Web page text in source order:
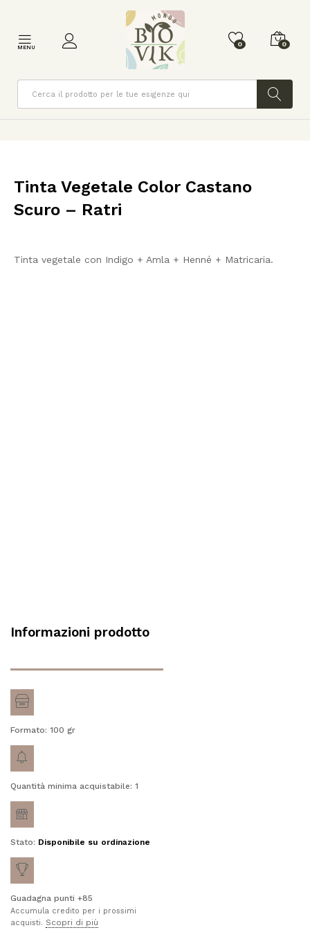
MENU 0 0
Cerca
Tinta Vegetale Color Castano
Scuro – Ratri
Tinta vegetale con Indigo + Amla + Henné + Matricaria.
Informazioni prodotto
Formato: 100 gr
Quantità minima acquistabile: 1
Stato: Disponibile su ordinazione
Guadagna punti +85
Accumula credito per i prossimi
acquisti. Scopri di più